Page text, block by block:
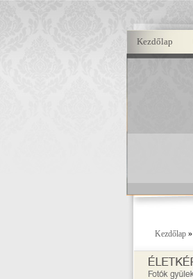
Kezdőlap
Kezdőlap»